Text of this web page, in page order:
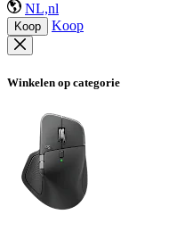
NL,nl
Koop Koop
Winkelen op categorie